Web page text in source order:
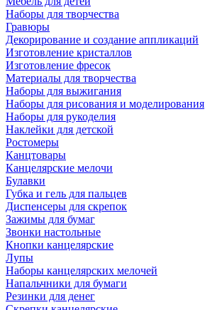
Наборы для творчества
Гравюры
Декорирование и создание аппликаций
Изготовление кристаллов
Изготовление фресок
Материалы для творчества
Наборы для выжигания
Наборы для рисования и моделирования
Наборы для рукоделия
Наклейки для детской
Ростомеры
Канцтовары
Канцелярские мелочи
Булавки
Губка и гель для пальцев
Диспенсеры для скрепок
Зажимы для бумаг
Звонки настольные
Кнопки канцелярские
Лупы
Наборы канцелярских мелочей
Напальчники для бумаги
Резинки для денег